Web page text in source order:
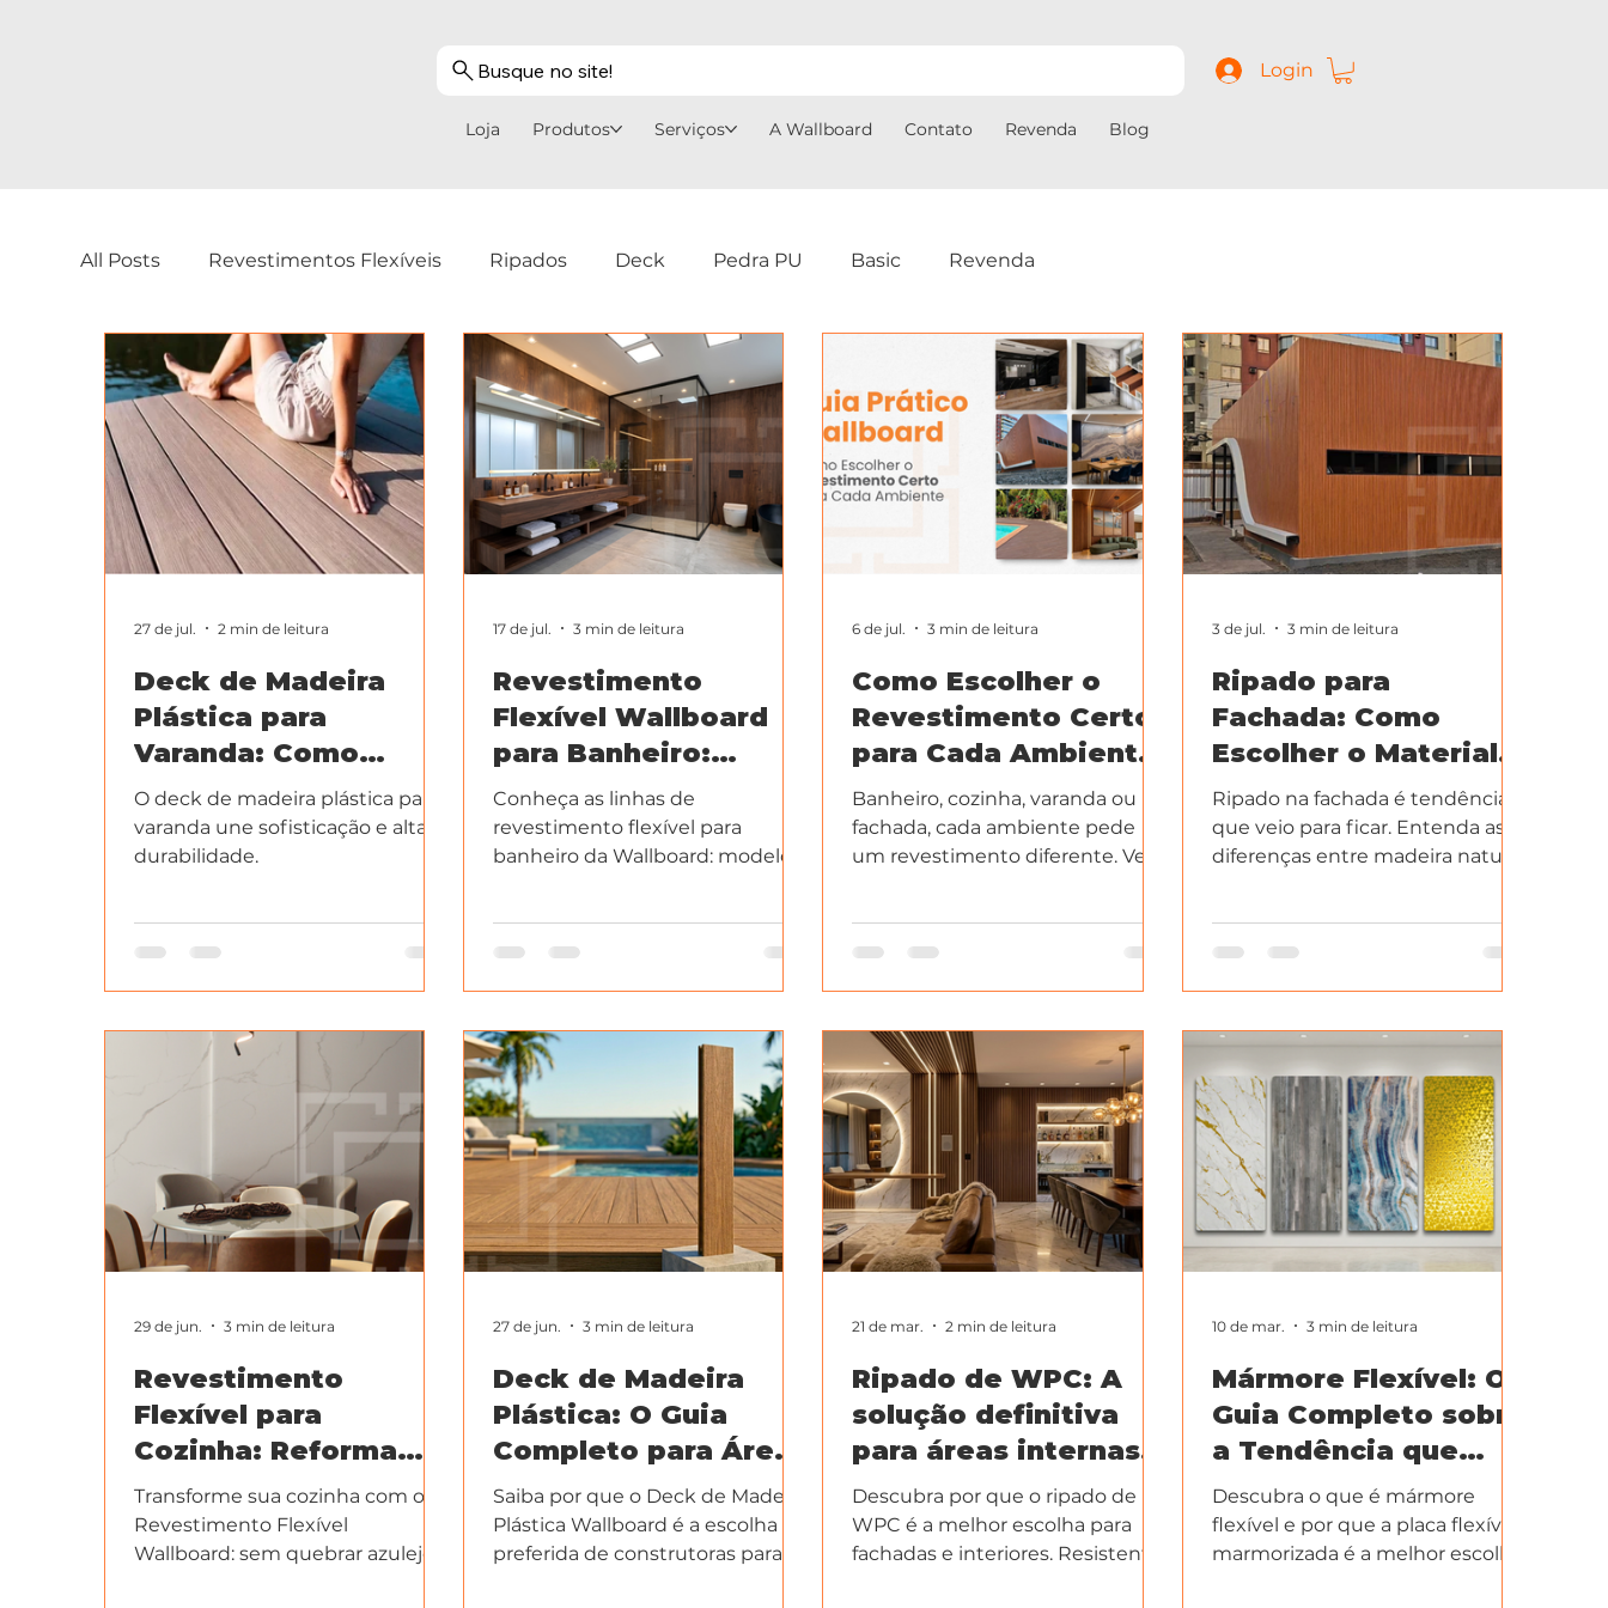
Busque no site! Login
Loja Produtos Serviços A Wallboard Contato Revenda Blog
All Posts Revestimentos Flexíveis Ripados Deck Pedra PU Basic Revenda
Deck de Madeira
Plástica para
Varanda: Como
Escolher, Instalar e
Desfrutar de um
Espaço Sem
O deck de madeira plástica para
varanda une sofisticação e alta
durabilidade.
27 de jul. 2 min de leitura
Revestimento
Flexível Wallboard
para Banheiro:
Modelos e Como
Instalar
Conheça as linhas de
revestimento flexível para
banheiro da Wallboard: modelos
17 de jul. 3 min de leitura
Como Escolher o
Revestimento Certo
para Cada Ambiente:
Guia Prático
Wallboard
Banheiro, cozinha, varanda ou
fachada, cada ambiente pede
um revestimento diferente. Veja
sua obra ou reforma.
6 de jul. 3 min de leitura
Ripado para
Fachada: Como
Escolher o Material
Certo e Valorizar o
Exterior do Imóvel
Ripado na fachada é tendência
que veio para ficar. Entenda as
diferenças entre madeira natural
seu imóvel.
3 de jul. 3 min de leitura
Revestimento
Flexível para
Cozinha: Reforma
Sem Obra e Sem
Sujeira em 1 Dia
Transforme sua cozinha com o
Revestimento Flexível
Wallboard: sem quebrar azulejo,
29 de jun. 3 min de leitura
Deck de Madeira
Plástica: O Guia
Completo para Áreas
Externas Sem
Manutenção
Saiba por que o Deck de Madeira
Plástica Wallboard é a escolha
preferida de construtoras para
27 de jun. 3 min de leitura
Ripado de WPC: A
solução definitiva
para áreas internas e
externas
Descubra por que o ripado de
WPC é a melhor escolha para
fachadas e interiores. Resistente
21 de mar. 2 min de leitura
Mármore Flexível: O
Guia Completo sobre
a Tendência que
Revolucionou a
Decoração
Descubra o que é mármore
flexível e por que a placa flexível
marmorizada é a melhor escolha
10 de mar. 3 min de leitura